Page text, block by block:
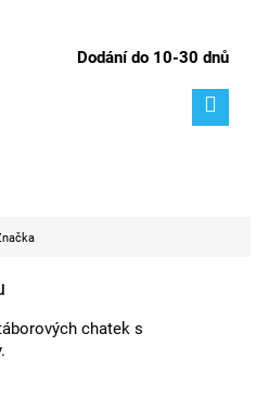
Dodání do 10-30 dnů
chatek s